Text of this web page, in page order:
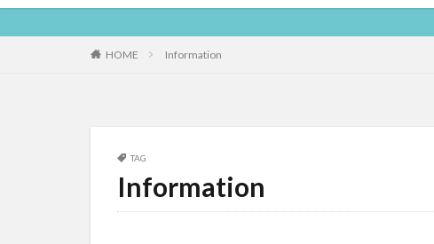
HOME Information
TAG
Information